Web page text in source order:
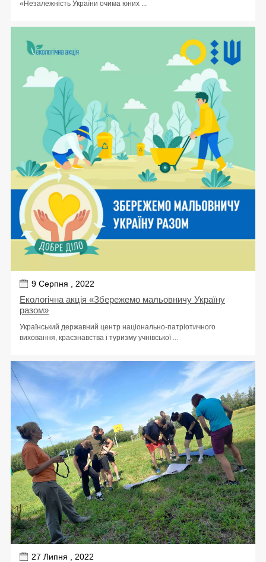
«Незалежність України очима юних ...
9 Серпня , 2022
Екологічна акція «Збережемо мальовничу Україну
разом»
Український державний центр національно-патріотичного
виховання, краєзнавства і туризму учнівської ...
27 Липня , 2022